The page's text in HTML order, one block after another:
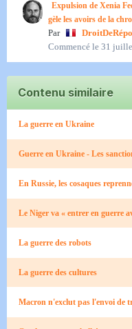
Expulsion de Xenia
gèle les avoirs de la
Par
Commencé le 31
Contenu similaire
La guerre en Ukraine
Guerre en Ukraine - Les
En Russie, les cosaques
Le Niger va « entrer en guerre
La guerre des robots
La guerre des cultures
Macron n'exclut pas l'envoi de